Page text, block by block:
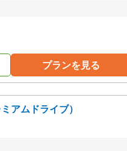
プランを見る
アムドライブ）